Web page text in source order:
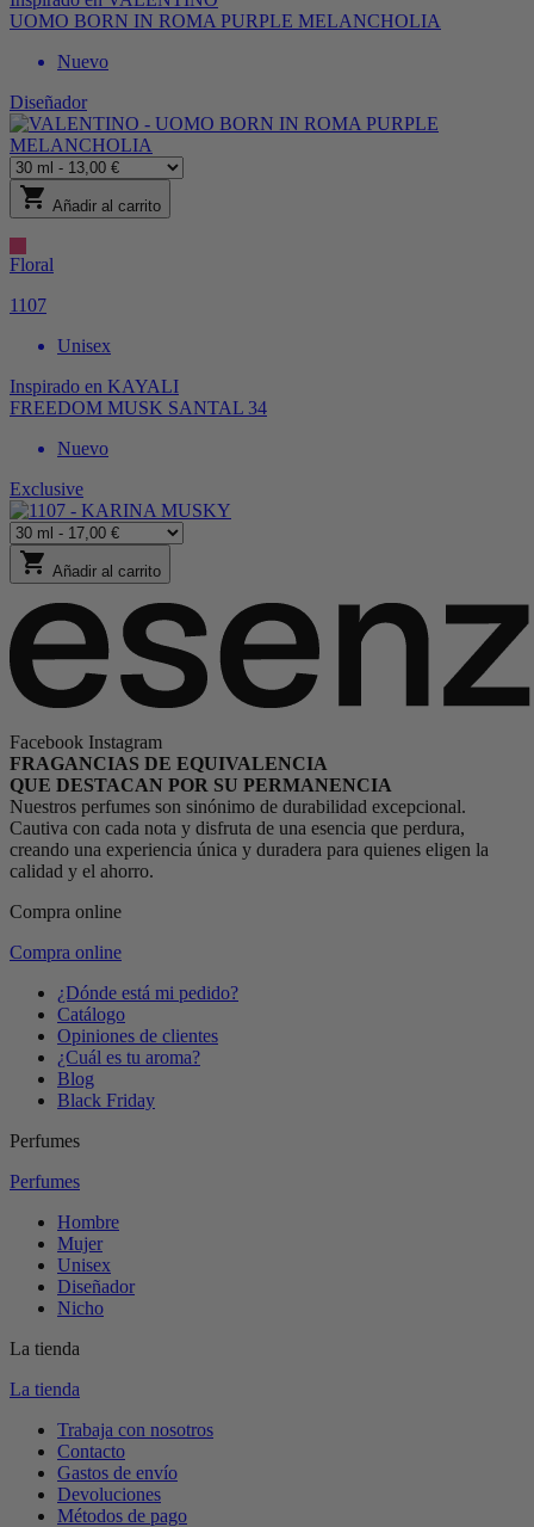
UOMO BORN IN ROMA PURPLE MELANCHOLIA
Nuevo
Diseñador
shopping_cart Añadir al carrito
Floral
1107
Unisex
Inspirado en KAYALI
FREEDOM MUSK SANTAL 34
Nuevo
Exclusive
shopping_cart Añadir al carrito
Facebook Instagram
FRAGANCIAS DE EQUIVALENCIA
QUE DESTACAN POR SU PERMANENCIA
Nuestros perfumes son sinónimo de durabilidad excepcional.
Cautiva con cada nota y disfruta de una esencia que perdura,
creando una experiencia única y duradera para quienes eligen la
calidad y el ahorro.
Compra online
Compra online
¿Dónde está mi pedido?
Catálogo
Opiniones de clientes
¿Cuál es tu aroma?
Blog
Black Friday
Perfumes
Perfumes
Hombre
Mujer
Unisex
Diseñador
Nicho
La tienda
La tienda
Trabaja con nosotros
Contacto
Gastos de envío
Devoluciones
Métodos de pago